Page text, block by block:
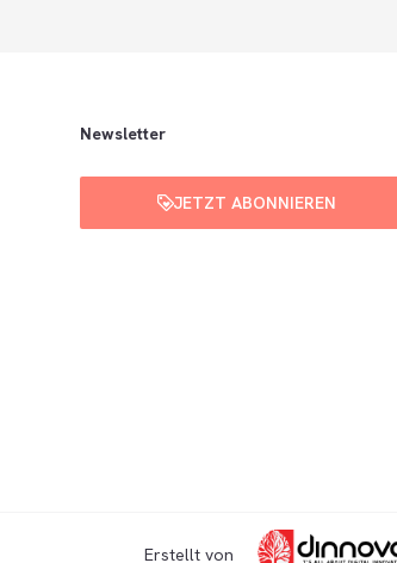
Newsletter
JETZT ABONNIEREN
Erstellt von